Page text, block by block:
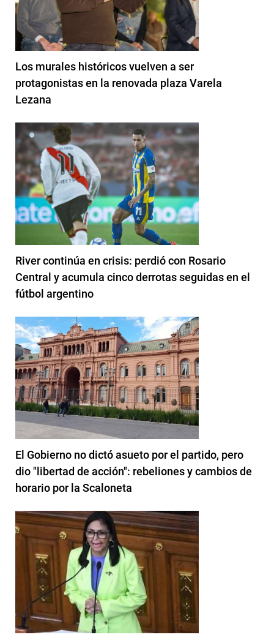
Los murales históricos vuelven a ser
protagonistas en la renovada plaza Varela
Lezana
River continúa en crisis: perdió con Rosario
Central y acumula cinco derrotas seguidas en el
fútbol argentino
El Gobierno no dictó asueto por el partido, pero
dio "libertad de acción": rebeliones y cambios de
horario por la Scaloneta